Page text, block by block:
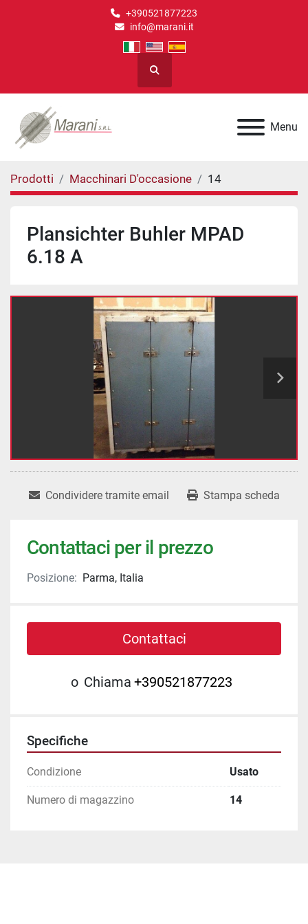
+390521877223
info@marani.it
Cerca
Menu
Prodotti Macchinari D'occasione 14
Plansichter Buhler MPAD
6.18 A
Condividere tramite email Stampa scheda
Contattaci per il prezzo
Posizione: Parma, Italia
Contattaci
o Chiama +390521877223
Specifiche
Condizione Usato
Numero di magazzino 14